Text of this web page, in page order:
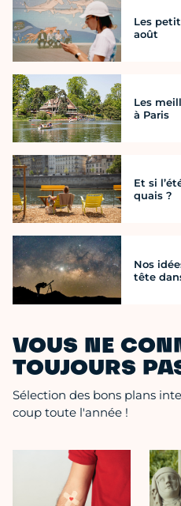
Les
août
Les
à Paris
Et si
quais ?
Nos
tête
VOUS NE
TOUJOURS
Sélection des bons plans
coup toute l'année !